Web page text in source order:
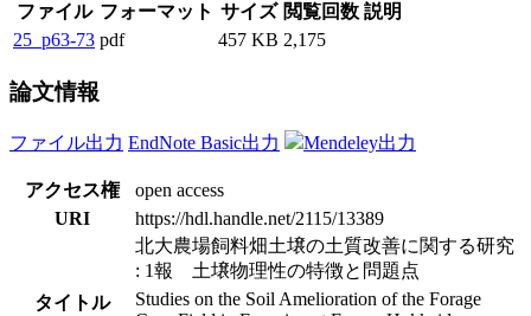
ファイル フォーマット サイズ 閲覧回数 説明
25_p63-73 pdf 457 KB 2,175
論文情報
ファイル出力 EndNote Basic出力 Mendeley出力
アクセス権
open access
URI
https://hdl.handle.net/2115/13389
タイトル
北大農場飼料畑土壌の土質改善に関する研究
: 1報 土壌物理性の特徴と問題点
Studies on the Soil Amelioration of the Forage